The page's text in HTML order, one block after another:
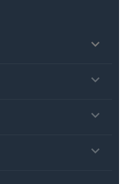



